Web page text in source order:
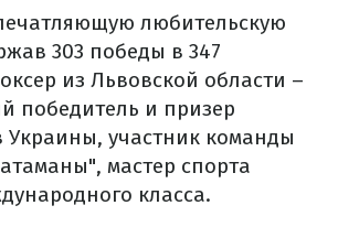
любительскую
303 победы в 347
из Львовской области –
победитель и призер
Украины, участник команды
мастер спорта
класса.